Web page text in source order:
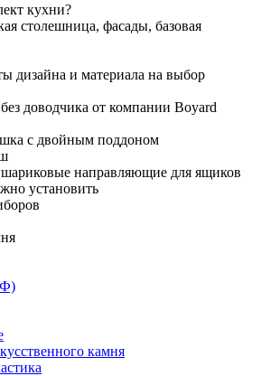
кухни?
столешница, фасады, базовая
дизайна и материала на выбор
доводчика от компании Boyard
с двойным поддоном
направляющие для ящиков
установить
камня